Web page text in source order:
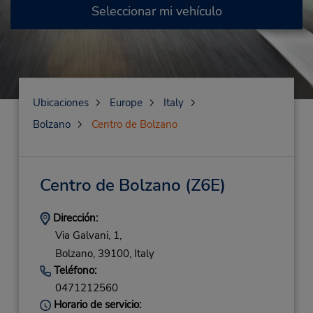
Seleccionar mi vehículo
Ubicaciones Europe
Italy
Bolzano
Centro de Bolzano
Centro de Bolzano (Z6E)
Dirección:
Via Galvani, 1,
Bolzano, 39100, Italy
Teléfono:
0471212560
Horario de servicio: